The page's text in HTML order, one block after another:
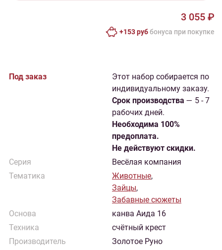
3 055 ₽
+153 руббонусa при покупке
Под заказ
Этот набор собирается по
индивидуальному заказу.
Cрок производства — 5 - 7
рабочих дней.
Необходима 100%
предоплата.
Не действуют скидки.
Серия
Весёлая компания
Тематика
Животные,
Зайцы,
Забавные сюжеты
Основа
канва Аида 16
Техника
счётный крест
Производитель
Золотое Руно